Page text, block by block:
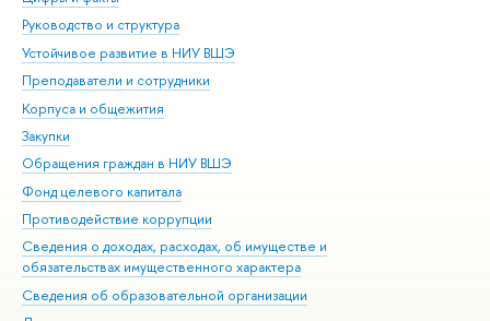
Руководство и структура
Устойчивое развитие в НИУ ВШЭ
Преподаватели и сотрудники
Корпуса и общежития
Закупки
Обращения граждан в НИУ ВШЭ
Фонд целевого капитала
Противодействие коррупции
Сведения о доходах, расходах, об имуществе и
обязательствах имущественного характера
Сведения об образовательной организации